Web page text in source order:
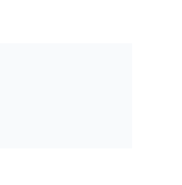
す。既にアカウ
だけます。